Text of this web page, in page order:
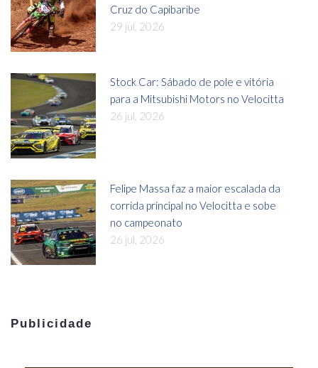
Cruz do Capibaribe
29 jul, 2026
Stock Car: Sábado de pole e vitória
para a Mitsubishi Motors no Velocitta
26 jul, 2026
Felipe Massa faz a maior escalada da
corrida principal no Velocitta e sobe
no campeonato
26 jul, 2026
Publicidade